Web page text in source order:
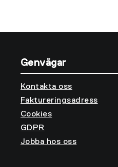
Genvägar
Kontakta oss
Faktureringsadress
Cookies
GDPR
Jobba hos oss